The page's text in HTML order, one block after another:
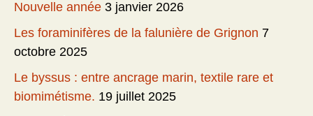
Nouvelle année 3 janvier 2026
Les foraminifères de la falunière de Grignon 7
octobre 2025
Le byssus : entre ancrage marin, textile rare et
biomimétisme. 19 juillet 2025